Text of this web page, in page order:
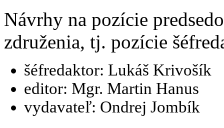
Návrhy na pozície
združenia, tj. pozície
šéfredaktor: Lukáš Krivošík
editor: Mgr. Martin Hanus
vydavateľ: Ondrej Jombík